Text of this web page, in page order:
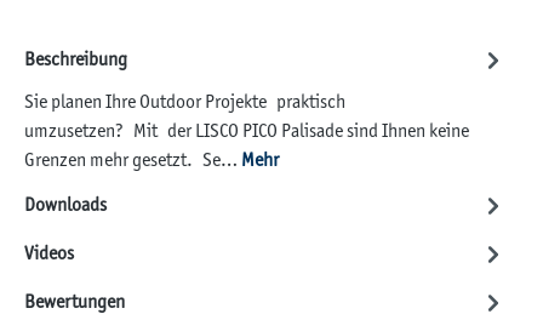
Beschreibung
Sie planen Ihre Outdoor Projekte praktisch
umzusetzen? Mit der LISCO PICO Palisade sind Ihnen keine
Grenzen mehr gesetzt. Se… Mehr
Downloads
Videos
Bewertungen